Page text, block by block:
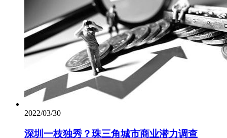
2022/03/30
深圳一枝独秀？珠三角城市商业潜力调查